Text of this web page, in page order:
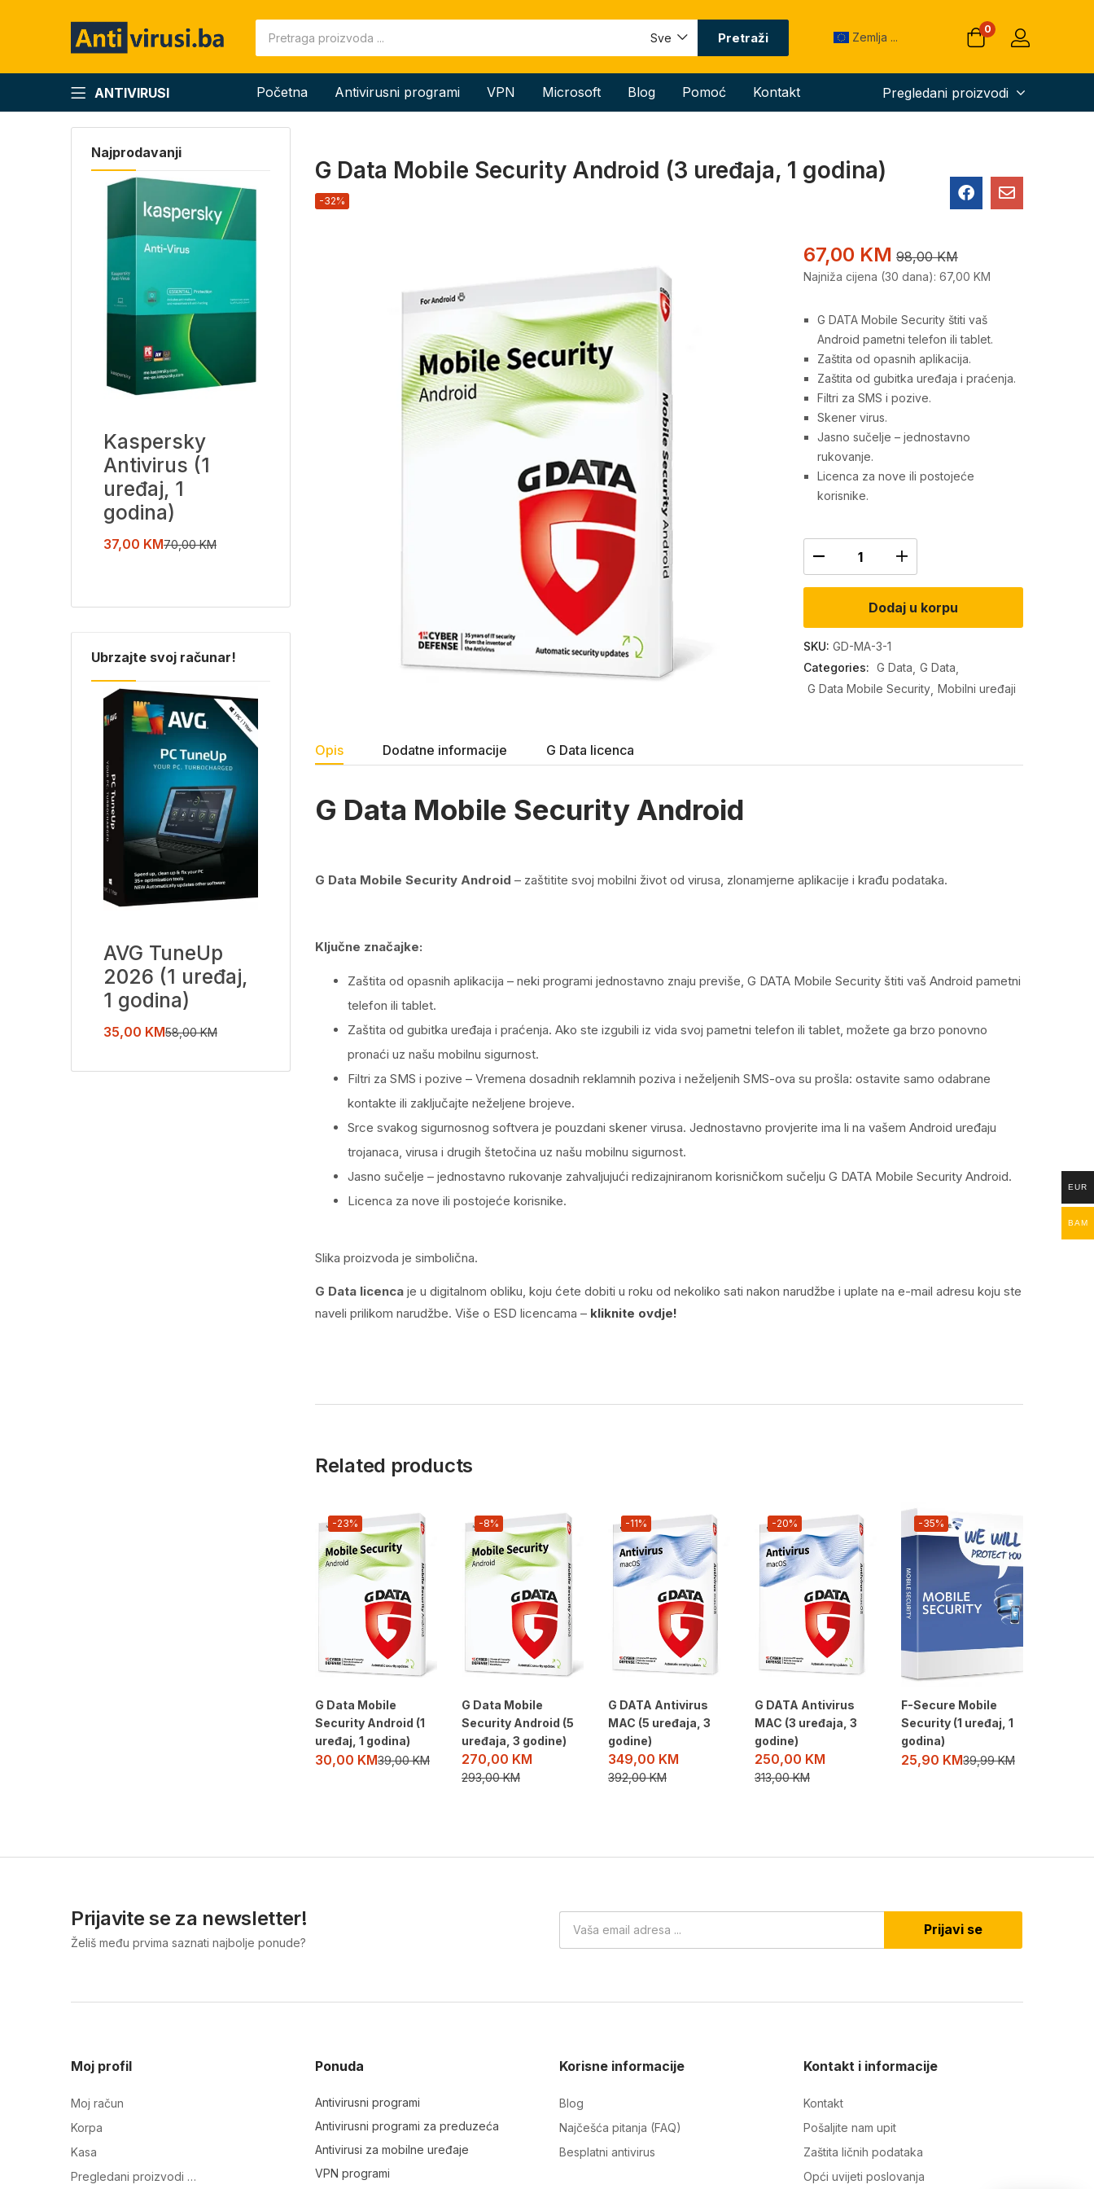
Sve Pretraži Zemlja ...
0
ANTIVIRUSI Početna Antivirusni programi VPN Microsoft Blog Pomoć Kontakt Pregledani proizvodi
Najprodavanji
Kaspersky
Antivirus (1
uređaj, 1
godina)
37,00KM70,00KM
McAfee Internet
Security (3
uređaja, 1
godina)
137,00KM
Norton 360
Standard (1
uređaj, 1
godina)
37,00
2026 (1 uređaj, 1 godina)
27,00KM68,00KM 37,00
Ubrzajte svoj računar!
AVG TuneUp
2026 (1 uređaj,
1 godina)
35,00 KM58,00KM
G Data Mobile Security Android (3 uređaja, 1 godina)
-32%
67,00 KM 98,00KM
Najniža cijena (30 dana): 67,00 KM
G DATA Mobile Security štiti vaš
Android pametni telefon ili tablet.
Zaštita od opasnih aplikacija.
Zaštita od gubitka uređaja i praćenja.
Filtri za SMS i pozive.
Skener virus.
Jasno sučelje – jednostavno
rukovanje.
Licenca za nove ili postojeće
korisnike.
Dodaj u korpu
SKU: GD-MA-3-1
Categories: G Data G Data
G Data Mobile Security Mobilni uređaji
Opis Dodatne informacije G Data licenca
G Data Mobile Security Android
G Data Mobile Security Android – zaštitite svoj mobilni život od virusa, zlonamjerne aplikacije i krađu podataka.
Ključne značajke:
Zaštita od opasnih aplikacija – neki programi jednostavno znaju previše, G DATA Mobile Security štiti vaš Android pametni
telefon ili tablet.
Zaštita od gubitka uređaja i praćenja. Ako ste izgubili iz vida svoj pametni telefon ili tablet, možete ga brzo ponovno
pronaći uz našu mobilnu sigurnost.
Filtri za SMS i pozive – Vremena dosadnih reklamnih poziva i neželjenih SMS-ova su prošla: ostavite samo odabrane
kontakte ili zaključajte neželjene brojeve.
Srce svakog sigurnosnog softvera je pouzdani skener virusa. Jednostavno provjerite ima li na vašem Android uređaju
trojanaca, virusa i drugih štetočina uz našu mobilnu sigurnost.
Jasno sučelje – jednostavno rukovanje zahvaljujući redizajniranom korisničkom sučelju G DATA Mobile Security Android.
Licenca za nove ili postojeće korisnike.
Slika proizvoda je simbolična.
G Data licenca je u digitalnom obliku, koju ćete dobiti u roku od nekoliko sati nakon narudžbe i uplate na e-mail adresu koju ste
naveli prilikom narudžbe. Više o ESD licencama – kliknite ovdje!
Related products
-23%
G Data Mobile
Security Android (1
uređaj, 1 godina)
30,00 KM39,00KM
-8%
G Data Mobile
Security Android (5
uređaja, 3 godine)
270,00 KM
293,00KM
-11%
G DATA Antivirus
MAC (5 uređaja, 3
godine)
349,00 KM
392,00KM
-20%
G DATA Antivirus
MAC (3 uređaja, 3
godine)
250,00 KM
313,00KM
-35%
F-Secure Mobile
Security (1 uređaj, 1
godina)
25,90 KM39,99KM
Prijavite se za newsletter!
Želiš među prvima saznati najbolje ponude?
Prijavi se
Moj profil
Moj račun
Korpa
Kasa
Pregledani proizvodi …
Ponuda
Antivirusni programi
Antivirusni programi za preduzeća
Antivirusi za mobilne uređaje
VPN programi
Korisne informacije
Blog
Najčešća pitanja (FAQ)
Besplatni antivirus
Kontakt i informacije
Kontakt
Pošaljite nam upit
Zaštita ličnih podataka
Opći uvijeti poslovanja
EUR
BAM